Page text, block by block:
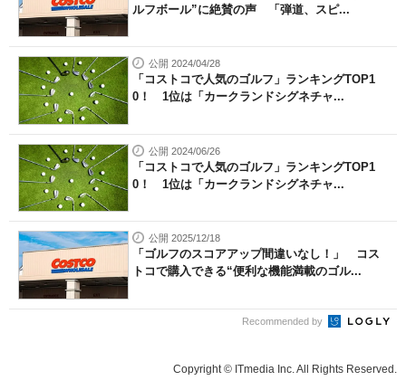
ルフボール”に絶賛の声 「弾道、スピ...
公開 2024/04/28
「コストコで人気のゴルフ」ランキングTOP1
0！ 1位は「カークランドシグネチャ...
公開 2024/06/26
「コストコで人気のゴルフ」ランキングTOP1
0！ 1位は「カークランドシグネチャ...
公開 2025/12/18
「ゴルフのスコアアップ間違いなし！」 コス
トコで購入できる“便利な機能満載のゴル...
Recommended by
Copyright © ITmedia Inc. All Rights Reserved.